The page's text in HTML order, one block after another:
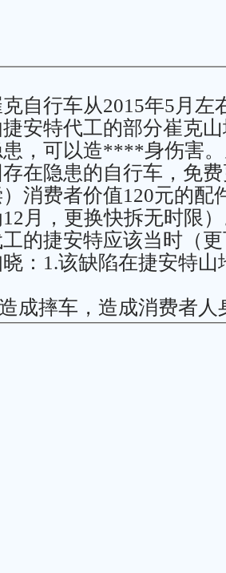
行车从2015年5月左
安特代工的部分崔克
，可以造****身伤害
在隐患的自行车，免
消费者价值120元的配
月，更换快拆无时限
捷安特应该当时（更
：1.该缺陷在捷安特山
成摔车，造成消费者人